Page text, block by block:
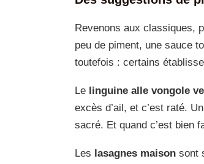
Revenons aux classiques,
peu de piment, une sauce
toutefois : certains
Le linguine alle vongole
excès d’ail, et c’est raté.
sacré. Et quand c’est bien
Les lasagnes maison sont